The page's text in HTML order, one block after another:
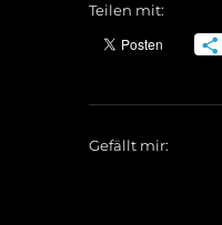
Teilen mit:
Gefällt mir: